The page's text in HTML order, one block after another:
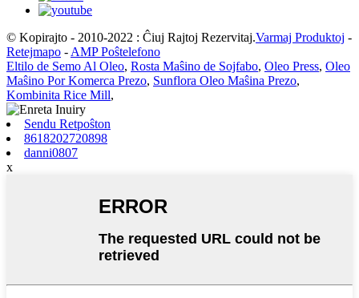
© Kopirajto - 2010-2022 : Ĉiuj Rajtoj Rezervitaj.Varmaj Produktoj -
Retejmapo -AMP Poŝtelefono
Eltilo de Semo Al Oleo, Rosta Maŝino de Sojfabo, Oleo Press, Oleo
Maŝino Por Komerca Prezo, Sunflora Oleo Maŝina Prezo,
Kombinita Rice Mill,
Sendu Retpoŝton
8618202720898
danni0807
x